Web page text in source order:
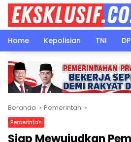
Langsung
konten
Home
Kepolisian TNI
Beranda Pemerintah
Pemerintah
Siap Mewujudkan